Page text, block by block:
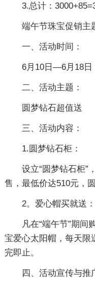
3.总计：
端午节珠宝促销主
一、活动时间：
6月10日—6月18日
二、活动主题：
圆梦钻石超值送
三、活动内容：
1.圆梦钻石柜：
设立“圆梦钻石柜”
售，最低价达510元，
2。爱心帽买就送：
凡在“端午节”期间
宝爱心太阳帽，每天限
完即止。
四、活动宣传与推